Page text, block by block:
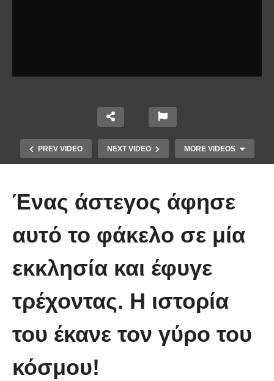
PREV VIDEO NEXT VIDEO MORE VIDEOS
Ένα ζευγάρι τον πρώτο χρόνο VS
(Βίντεο)
Ένας άστεγος άφησε
αυτό το φάκελο σε μία
εκκλησία και έφυγε
τρέχοντας. Η ιστορία
του έκανε τον γύρο του
κόσμου!